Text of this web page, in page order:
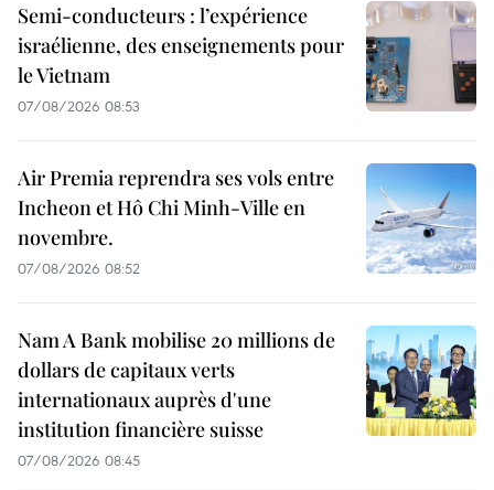
Semi-conducteurs : l’expérience
israélienne, des enseignements pour
le Vietnam
07/08/2026 08:53
Air Premia reprendra ses vols entre
Incheon et Hô Chi Minh-Ville en
novembre.
07/08/2026 08:52
Nam A Bank mobilise 20 millions de
dollars de capitaux verts
internationaux auprès d'une
institution financière suisse
07/08/2026 08:45